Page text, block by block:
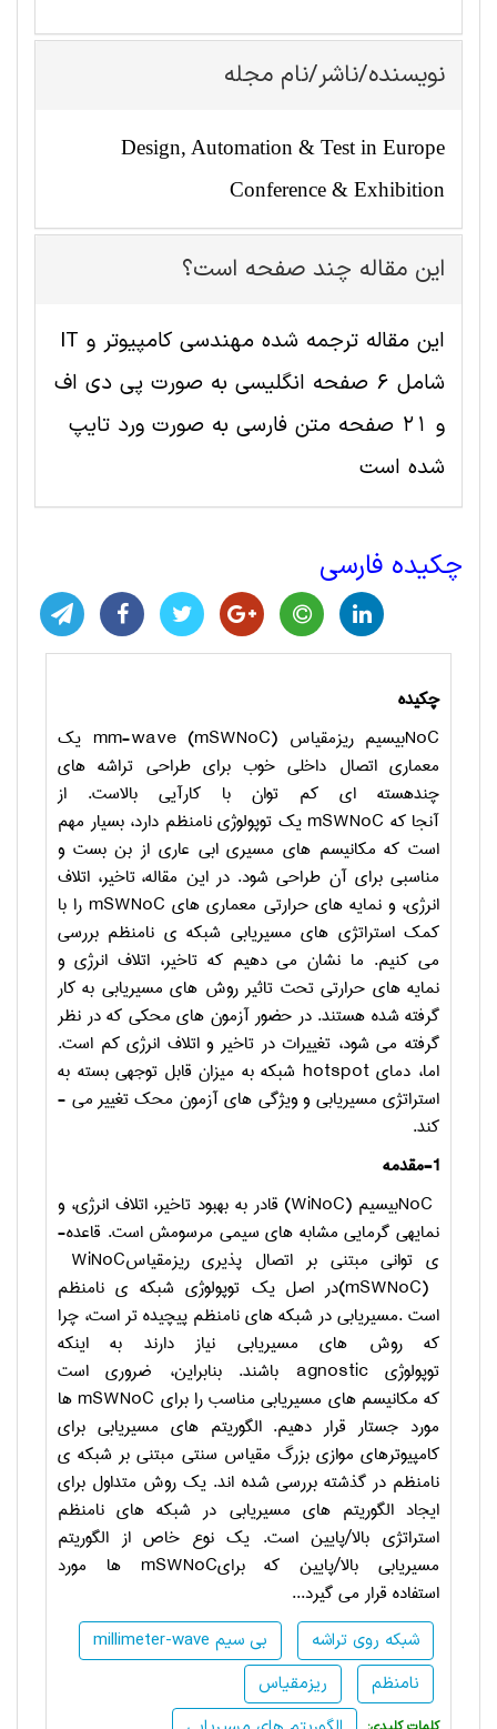
نویسنده/ناشر/نام مجله
Design, Automation & Test in Europe
Conference & Exhibition
این مقاله چند صفحه است؟
این مقاله ترجمه شده مهندسی کامپیوتر و IT
شامل 6 صفحه انگلیسی به صورت پی دی اف
و 21 صفحه متن فارسی به صورت ورد تایپ
شده است
چکیده فارسی
چکیده
NoCبی­سیم ریزمقیاس mm-wave (mSWNoC) یک
معماری اتصال داخلی خوب برای طراحی تراشه­ های
چندهسته ­ای کم­ توان با کارآیی بالاست. از
آنجا که mSWNoCیک توپولوژی نامنظم دارد، بسیار مهم
است که مکانیسم­ های مسیری ابی عاری از بن­ بست و
مناسبی برای آن طراحی شود. در این مقاله، تاخیر، اتلاف
انرژی، و نمایه­ های حرارتی معماری­ هایmSWNoC را با
کمک استراتژی های مسیریابی شبکه­ ی نامنظم بررسی
می­ کنیم. ما نشان می­ دهیم که تاخیر، اتلاف انرژی و
نمایه ­های حرارتی تحت تاثیر روش های مسیریابی به کار
گرفته شده هستند. در حضور آزمون­ های محکی که در نظر
گرفته می­ شود، تغییرات در تاخیر و اتلاف انرژی کم است.
اما، دمایhotspot شبکه به میزان قابل توجهی بسته به
استراتژی مسیریابی و ویژگی­ های آزمون محک تغییرمی ­
کند.
1-مقدمه
NoCبی­سیم (WiNoC) قادر به بهبود تاخیر، اتلاف انرژی، و
نمایه­ی گرماییمشابه­ های سیمی مرسومش است. قاعده­
ی توانی مبتنی بر اتصال پذیری ریزمقیاسWiNoC
(mSWNoC)در اصل یک توپولوژی شبکه­ ی نامنظم
است.مسیریابی در شبکه­ های نامنظم پیچیده ­تر است، چرا
که روش ­های مسیریابی
نیاز دارند به اینکه
توپولوژیagnostic باشند. بنابراین، ضروری است
که مکانیسم­ های مسیریابی مناسب را برای mSWNoC ها
مورد جستار قرار دهیم. الگوریتم­ های مسیریابی برای
کامپیوترهای موازی بزرگ­ مقیاس سنتی مبتنی بر شبکه­ ی
نامنظم در گذشته بررسی شده ­اند. یک روش متداول برای
ایجاد الگوریتم­ های مسیریابی در شبکه­ های نامنظم
استراتژی بالا/پایین است. یک نوع خاص از الگوریتم
مسیریابی بالا/پایین که برایmSWNoCها مورد
استفاده قرار می­ گیرد...
millimeter-wave بی سیم
شبکه روی تراشه
ریزمقیاس
نامنظم